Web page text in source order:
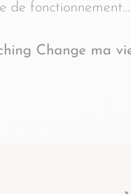
de fonctionnement…
Change ma